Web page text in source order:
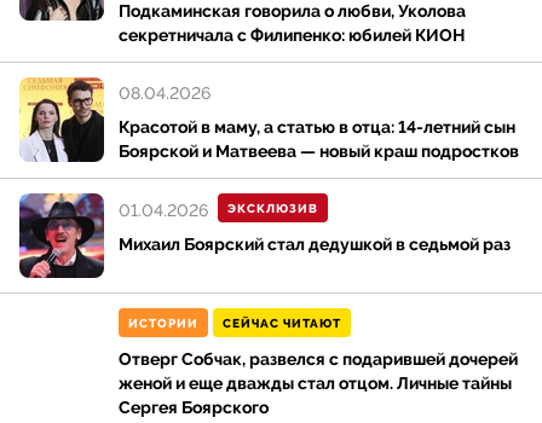
Подкаминская говорила о любви, Уколова
секретничала с Филипенко: юбилей КИОН
Красотой в маму, а статью в отца: 14-летний сын
Боярской и Матвеева — новый краш подростков
08.04.2026
ЭКСКЛЮЗИВ
Михаил Боярский стал дедушкой в седьмой раз
01.04.2026
ИСТОРИИ СЕЙЧАС ЧИТАЮТ
Отверг Собчак, развелся с подарившей дочерей
женой и еще дважды стал отцом. Личные тайны
Сергея Боярского